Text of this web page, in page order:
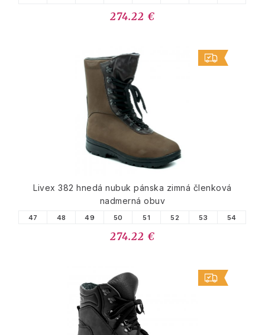
274.22 €
Livex 382 hnedá nubuk pánska zimná členková
nadmerná obuv
47 48 49 50 51 52 53 54
274.22 €